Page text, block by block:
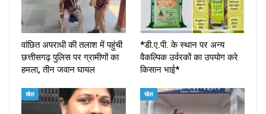
वांछित अपराधी की तलाश में पहुंची
छत्तीसगढ़ पुलिस पर ग्रामीणों का
हमला, तीन जवान घायल
*डी.ए.पी. के स्थान पर अन्य
वैकल्पिक उर्वरकों का उपयोग करे
किसान भाई*
खेल खेल